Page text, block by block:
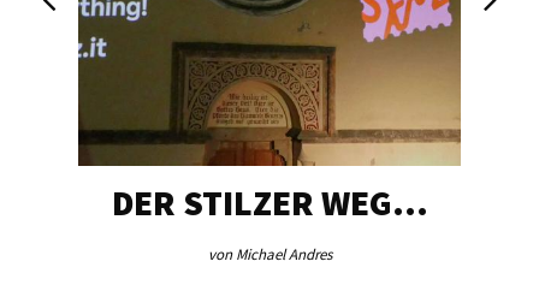
DER STILZER WEG…
von Michael Andres